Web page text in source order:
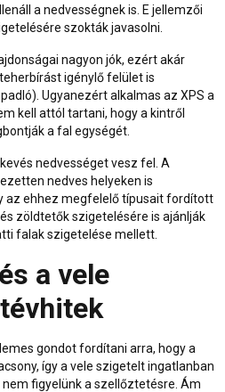
a nedvességnek is. E jellemzői
szokták javasolni.
nagyon jók, ezért akár
igénylő felület is
Ugyanezért alkalmas az XPS a
kell attól tartani, hogy a kintről
a fal egységét.
nedvességet vesz fel. A
nedves helyeken is
az ehhez megfelelő típusait fordított
zöldtetők szigetelésére is ajánlják
falak szigetelése mellett.
a vele
gondot fordítani arra, hogy a
így a vele szigetelt ingatlanban
figyelünk a szellőztetésre. Ám